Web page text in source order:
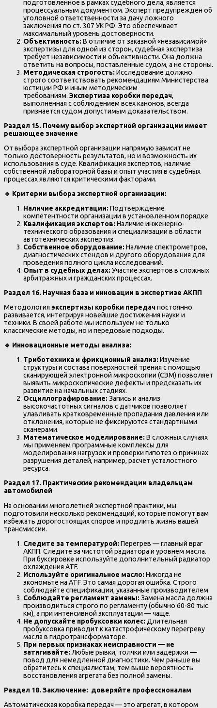
подготовленное в рамках судебного дела, является
процессуальным документом. Эксперт предупрежден об
уголовной ответственности за дачу ложного
заключения по ст. 307 УК РФ. Это обеспечивает
максимальный уровень достоверности.
Объективность:В отличие от заказной «независимой»
экспертизы для одной из сторон, судебная экспертиза
требует независимости и объективности. Она должна
ответить на вопросы, поставленные судом, а не стороны.
Методическая строгость:Исследование должно
строго соответствовать рекомендациям Министерства
юстиции РФ и иным методическим
требованиям. Экспертиза коробки передач,
выполненная с соблюдением всех канонов, всегда
признается судом допустимым доказательством.
Раздел 15. Почему выбор экспертной организации имеет
решающее значение
От выбора экспертной организации напрямую зависит не
только достоверность результатов, но и возможность их
использования в суде. Квалификация экспертов, наличие
собственной лабораторной базы и опыт участия в судебных
процессах являются критическими факторами.
🔹 Критерии выбора экспертной организации:
Наличие аккредитации:Подтверждение
компетентности организации в установленном порядке.
Квалификация экспертов:Наличие инженерно-
технического образования и специализации в области
автотехнических экспертиз.
Собственное оборудование:Наличие спектрометров,
диагностических стендов и другого оборудования для
проведения полного цикла исследований.
Опыт в судебных делах:Участие экспертов в сложных
арбитражных и гражданских процессах.
Раздел 16. Научная база и инновации в экспертизе АКПП
Методология экспертизы коробки передачпостоянно
развивается, интегрируя новейшие достижения науки и
техники. В своей работе мы используем не только
классические методы, но и передовые подходы.
🔹 Инновационные методы анализа:
Триботехника и фрикционный анализ:Изучение
структуры и состава поверхностей трения с помощью
сканирующей электронной микроскопии (СЭМ) позволяет
выявить микроскопические дефекты и предсказать их
развитие на начальных стадиях.
Осциллографирование:Запись и анализ
высокочастотных сигналов с датчиков позволяет
улавливать кратковременные пропадания давления или
отклонения, которые не фиксируются стандартными
сканерами.
Математическое моделирование:В сложных случаях
мы применяем программные комплексы для
моделирования нагрузок и проверки гипотез о причинах
разрушения деталей, например, расчет усталостного
ресурса.
Раздел 17. Практические рекомендации владельцам
автомобилей
На основании многолетней экспертной практики, мы
подготовили несколько рекомендаций, которые помогут вам
избежать дорогостоящих споров и продлить жизнь вашей
трансмиссии.
Следите за температурой:Перегрев — главный враг
АКПП. Следите за чистотой радиатора и уровнем масла.
При буксировке используйте дополнительный радиатор
охлаждения ATF.
Используйте оригинальное масло:Никогда не
экономьте на ATF. Это самая дорогая ошибка. Строго
соблюдайте спецификации, указанные производителем.
Соблюдайте регламент замены:Замена масла должна
производиться строго по регламенту (обычно 60-80 тыс.
км), а при интенсивной эксплуатации — чаще.
Не допускайте пробуксовки колес: Длительная
пробуксовка приводит к катастрофическому перегреву
масла в гидротрансформаторе.
При первых признаках неисправности — не
затягивайте:Любые рывки, толчки или задержки —
повод для немедленной диагностики. Чем раньше вы
обратитесь к специалистам, тем выше вероятность
восстановления агрегата без полной замены.
Раздел 18. Заключение: доверяйте профессионалам
Автоматическая коробка передач — это агрегат, в котором